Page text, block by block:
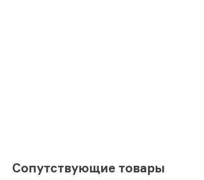
Сопутствующие товары